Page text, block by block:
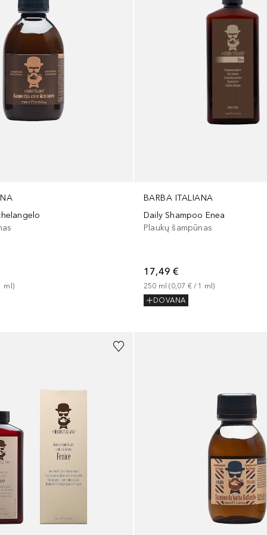
ml )
BARBA ITALIANA
Daily Shampoo Enea
Plaukų šampūnas
17,49 €
250 ml (0,07 € / 1 ml)
DOVANA